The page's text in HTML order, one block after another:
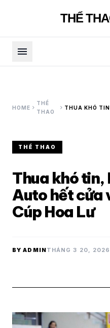
THỂ
menu
HOME chevron_right
THỂ
THAO
chevron_right THUA KHÓ
THỂ THAO
Thua khó tin,
Auto hết cửa
Cúp Hoa Lư
BY ADMINTHÁNG 3 20, 2026